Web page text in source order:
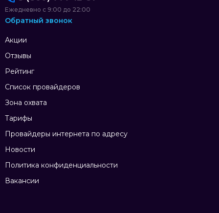
Акции
Отзывы
Рейтинг
Список провайдеров
Зона охвата
Тарифы
Провайдеры интернета по адресу
Новости
Политика конфиденциальности
Вакансии
Ежедневно с 9:00 до 22:00
Обратный звонок